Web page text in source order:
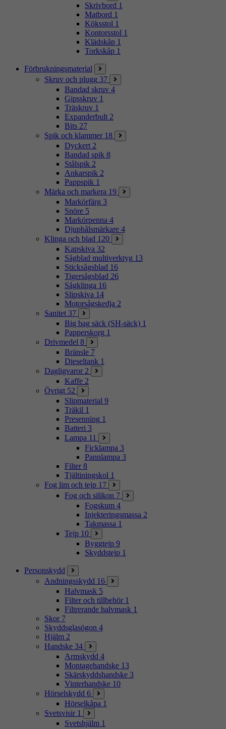
Skrivbord 1
Matbord 1
Köksstol 1
Kontorsstol 1
Klädskåp 1
Torkskåp 1
Förbrukningsmaterial
Skruv och plugg 37
Bandad skruv 4
Gipsskruv 1
Träskruv 1
Expanderbult 2
Bits 27
Spik och klammer 18
Dyckert 2
Bandad spik 8
Stålspik 2
Ankarspik 2
Pappspik 1
Märka och markera 19
Markörfärg 3
Snöre 5
Markörpenna 4
Djuphålsmärkare 4
Klinga och blad 120
Kapskiva 32
Sågblad multiverktyg 13
Sticksågsblad 16
Tigersågsblad 26
Sågklinga 16
Slipskiva 14
Motorsågskedja 2
Sanitet 37
Big bag säck (SH-säck) 1
Papperskorg 1
Drivmedel 8
Bränsle 7
Dieseltank 1
Dagligvaror 2
Kaffe 2
Övrigt 52
Slipmaterial 9
Träkil 1
Presenning 1
Batteri 3
Lampa 11
Ficklampa 3
Pannlampa 3
Filter 8
Tjältiningskol 1
Fog lim och tejp 17
Fog och silikon 7
Fogskum 4
Injekteringsmassa 2
Takmassa 1
Tejp 10
Byggtejp 9
Skyddstejp 1
Personskydd
Andningsskydd 16
Halvmask 5
Filter och tillbehör 1
Filtrerande halvmask 1
Skor 7
Skyddsglasögon 4
Hjälm 2
Handske 34
Armskydd 4
Montagehandske 13
Skärskyddshandske 3
Vinterhandske 10
Hörselskydd 6
Hörselkåpa 1
Svetsvisir 1
Svetshjälm 1